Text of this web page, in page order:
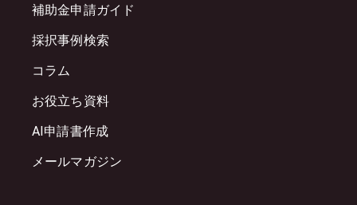
補助金申請ガイド
採択事例検索
コラム
お役立ち資料
AI申請書作成
メールマガジン